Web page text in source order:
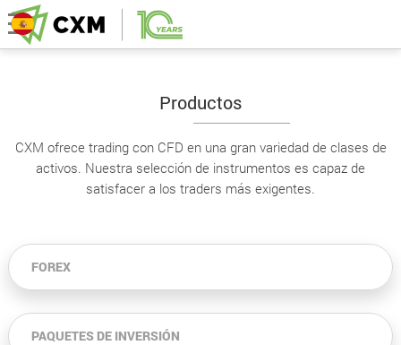
Productos
CXM ofrece trading con CFD en una gran variedad de clases de
activos. Nuestra selección de instrumentos es capaz de
satisfacer a los traders más exigentes.
FOREX
PAQUETES DE INVERSIÓN